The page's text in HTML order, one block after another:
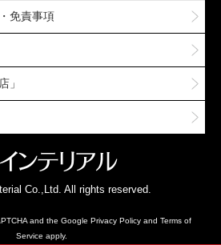
免責事項
」
Co.,Ltd. All rights reserved.
and the Google Privacy Policyand Terms of
Service apply.